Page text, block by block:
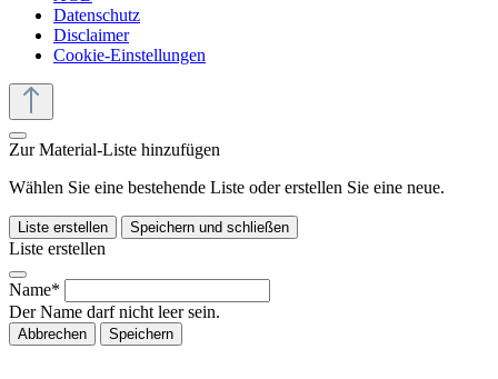
Datenschutz
Disclaimer
Cookie-Einstellungen
Zur Material-Liste hinzufügen
Wählen Sie eine bestehende Liste oder erstellen Sie eine neue.
Liste erstellen Speichern und schließen
Liste erstellen
Name*
Der Name darf nicht leer sein.
Abbrechen Speichern